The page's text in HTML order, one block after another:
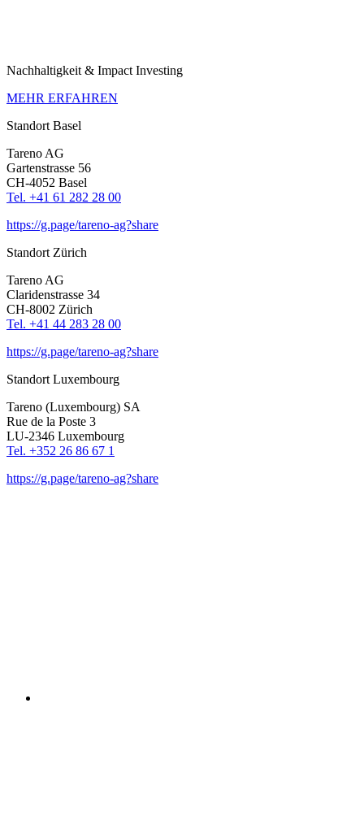
Nachhal­tig­keit & Impact Investing
MEHR ERFAHREN
Standort Basel
Tareno AG
Garten­strasse 56
CH-4052 Basel
Tel. +41 61 282 28 00
https://g.page/tareno-ag?share
Standort Zürich
Tareno AG
Clari­den­strasse 34
CH-8002 Zürich
Tel. +41 44 283 28 00
https://g.page/tareno-ag?share
Standort Luxem­bourg
Tareno (Luxem­bourg) SA
Rue de la Poste 3
LU-2346 Luxem­bourg
Tel. +352 26 86 67 1
https://g.page/tareno-ag?share